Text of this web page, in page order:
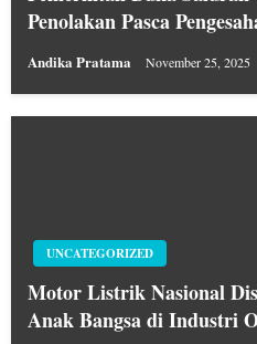
Penolakan Pasca
Andika Pratama November 25, 2025
UNCATEGORIZED
Motor Listrik Nasional
Anak Bangsa di Industri